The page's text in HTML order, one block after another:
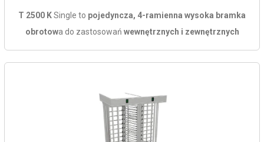
T 2500 KSingle to pojedyncza, 4-ramienna wysoka bramka
obrotowa do zastosowań wewnętrznych i zewnętrznych